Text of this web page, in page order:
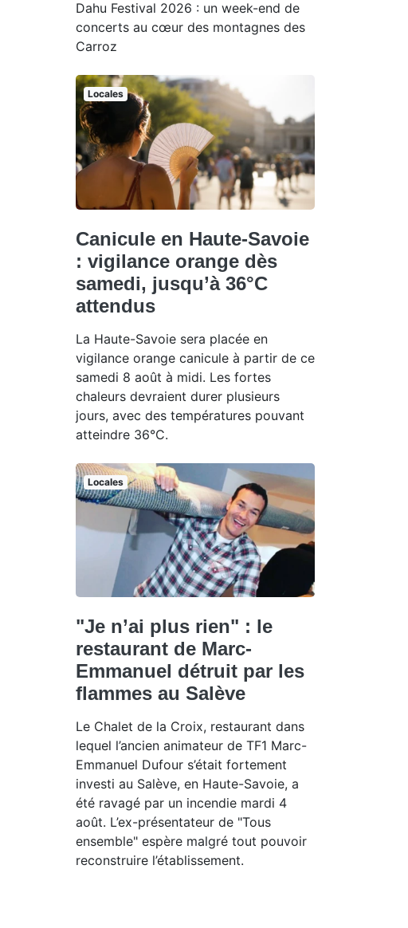
Dahu Festival 2026 : un week-end de
concerts au cœur des montagnes des
Carroz
Locales
Canicule en Haute-Savoie
: vigilance orange dès
samedi, jusqu’à 36°C
attendus
La Haute-Savoie sera placée en
vigilance orange canicule à partir de ce
samedi 8 août à midi. Les fortes
chaleurs devraient durer plusieurs
jours, avec des températures pouvant
atteindre 36°C.
Locales
"Je n’ai plus rien" : le
restaurant de Marc-
Emmanuel détruit par les
flammes au Salève
Le Chalet de la Croix, restaurant dans
lequel l’ancien animateur de TF1 Marc-
Emmanuel Dufour s’était fortement
investi au Salève, en Haute-Savoie, a
été ravagé par un incendie mardi 4
août. L’ex-présentateur de "Tous
ensemble" espère malgré tout pouvoir
reconstruire l’établissement.